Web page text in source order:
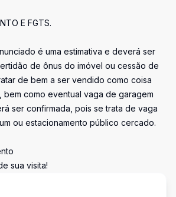
E FGTS.
é uma estimativa e deverá ser
de ônus do imóvel ou cessão de
de bem a ser vendido como coisa
bem como eventual vaga de garagem
ser confirmada, pois se trata de vaga
ou estacionamento público cercado.
sua visita!